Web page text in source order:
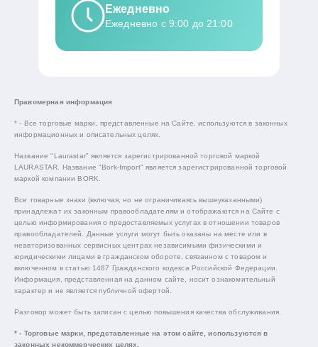
Ежедневно
Ежедневно с 9:00 до 21:00
Правомерная информация
* - Все торговые марки, представленные на Сайте, используются в законных
информационных и описательных целях.
Название "Laurastar" является зарегистрированной торговой маркой
LAURASTAR. Название "Bork-Import" является зарегистрированной торговой
маркой компании BORK.
Все товарные знаки (включая, но не ограничиваясь вышеуказанными)
принадлежат их законным правообладателям и отображаются на Сайте с
целью информирования о предоставляемых услугах в отношении товаров
правообладателей. Данные услуги могут быть оказаны на месте или в
неавторизованных сервисных центрах независимыми физическими и
юридическими лицами в гражданском обороте, связанном с товаром и
включенном в статью 1487 Гражданского кодекса Российской Федерации.
Информация, представленная на данном сайте, носит ознакомительный
характер и не является публичной офертой.
Разговор может быть записан с целью повышения качества обслуживания.
* - Торговые марки, представленные на этом сайте, используются в
законных некоммерческих целях.